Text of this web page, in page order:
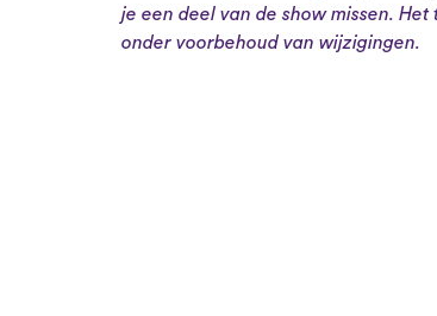
je een deel van de show missen. Het
onder voorbehoud van wijzigingen.